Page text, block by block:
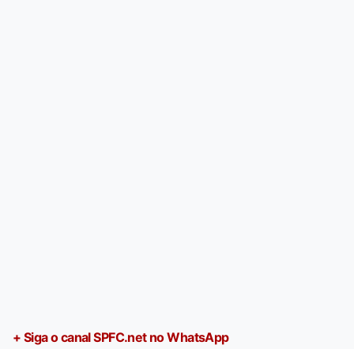
+ Siga o canal SPFC.net no WhatsApp